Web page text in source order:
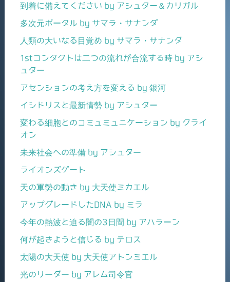
到着に備えてください by アシュター＆カリガル
多次元ポータル by サマラ・サナンダ
人類の大いなる目覚め by サマラ・サナンダ
1stコンタクトは二つの流れが合流する時 by アシ
ュター
アセンションの考え方を変える by 銀河
イシドリスと最新情勢 by アシュター
変わる細胞とのコミュミュニケーション by クライ
オン
未来社会への準備 by アシュター
ライオンズゲート
天の軍勢の動き by 大天使ミカエル
アップグレードしたDNA by ミラ
今年の熱波と迫る闇の3日間 by アハラーン
何が起きようと信じる by テロス
太陽の大天使 by 大天使アトンミエル
光のリーダー by アレム司令官